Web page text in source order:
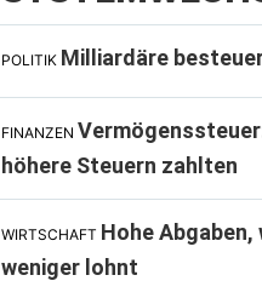
POLITIK Milliardäre
FINANZEN
höhere Steuern zahlten
WIRTSCHAFT Hohe
weniger lohnt